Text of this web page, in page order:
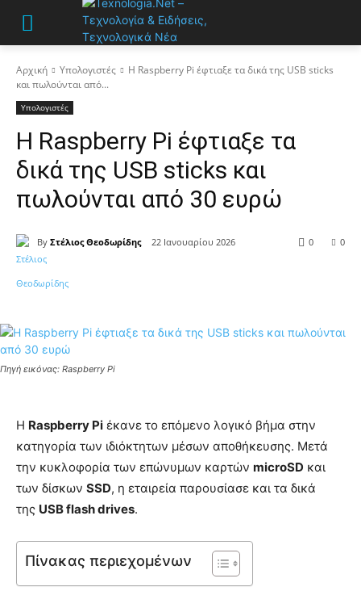
Αρχική Υπολογιστές
Η Raspberry Pi έφτιαξε τα δικά της USB sticks
και πωλούνται από...
Υπολογιστές
Η Raspberry Pi έφτιαξε τα
δικά της USB sticks και
πωλούνται από 30 ευρώ
By Στέλιος Θεοδωρίδης 22 Ιανουαρίου 2026 0
0
Πηγή εικόνας: Raspberry Pi
Η Raspberry Pi έκανε το επόμενο λογικό βήμα στην
κατηγορία των ιδιόκτητων μέσων αποθήκευσης. Μετά
την κυκλοφορία των επώνυμων καρτών microSD και
των δίσκων SSD, η εταιρεία παρουσίασε και τα δικά
της USB flash drives.
Πίνακας περιεχομένων